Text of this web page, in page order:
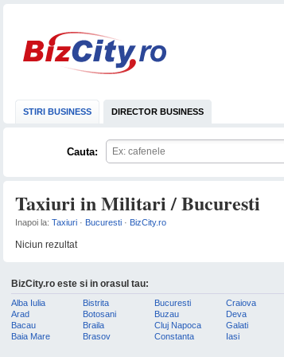
STIRI BUSINESS DIRECTOR BUSINESS
Cauta:
Taxiuri in Militari / Bucuresti
Inapoi la: Taxiuri · Bucuresti · BizCity.ro
Niciun rezultat
BizCity.ro este si in orasul tau:
Alba Iulia
Arad
Bacau
Baia Mare
Bistrita
Botosani
Braila
Brasov
Bucuresti
Buzau
Cluj Napoca
Constanta
Craiova
Deva
Galati
Iasi